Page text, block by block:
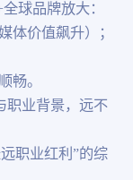
球品牌放大：
体价值飙升）；
畅。
职业背景，远不
职业红利”的综